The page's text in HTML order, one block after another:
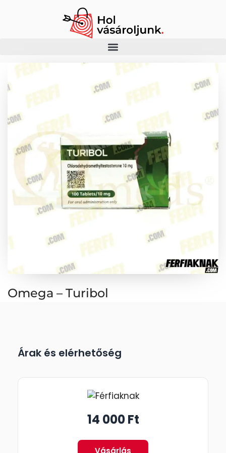
Omega – Turibol
Árak és elérhetőség
14 000 Ft
Vásárlás